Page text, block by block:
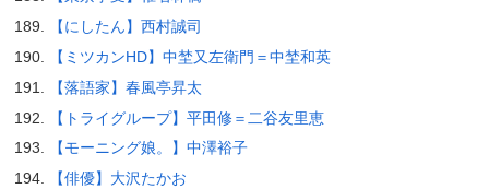
【にしたん】西村誠司
【ミツカンHD】中埜又左衛門＝中埜和英
【落語家】春風亭昇太
【トライグループ】平田修＝二谷友里恵
【モーニング娘。】中澤裕子
【俳優】大沢たかお